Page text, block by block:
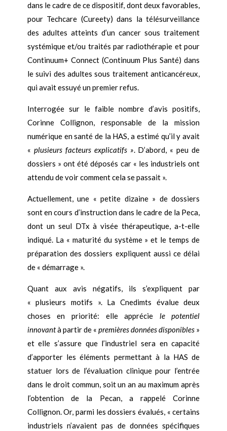
dans le cadre de ce dispositif, dont deux favorables,
pour Techcare (Cureety) dans la télésurveillance
des adultes atteints d’un cancer sous traitement
systémique et/ou traités par radiothérapie et pour
Continuum+ Connect (Continuum Plus Santé) dans
le suivi des adultes sous traitement anticancéreux,
qui avait essuyé un premier refus.
Interrogée sur le faible nombre d’avis positifs,
Corinne Collignon, responsable de la mission
numérique en santé de la HAS, a estimé qu’il y avait
« plusieurs facteurs explicatifs ». D’abord, « peu de
dossiers » ont été déposés car « les industriels ont
attendu de voir comment cela se passait ».
Actuellement, une « petite dizaine » de dossiers
sont en cours d’instruction dans le cadre de la Peca,
dont un seul DTx à visée thérapeutique, a-t-elle
indiqué. La « maturité du système » et le temps de
préparation des dossiers expliquent aussi ce délai
de « démarrage ».
Quant aux avis négatifs, ils s’expliquent par
« plusieurs motifs ». La Cnedimts évalue deux
choses en priorité: elle apprécie le potentiel
innovantà partir de «premières données disponibles »
et elle s’assure que l’industriel sera en capacité
d’apporter les éléments permettant à la HAS de
statuer lors de l’évaluation clinique pour l’entrée
dans le droit commun, soit un an au maximum après
l’obtention de la Pecan, a rappelé Corinne
Collignon. Or, parmi les dossiers évalués, « certains
industriels n’avaient pas de données spécifiques